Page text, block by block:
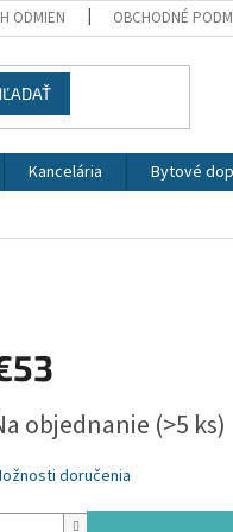
ODMIEN OBCHODNÉ
Kancelária Bytové
objednanie (>5 ks)
doručenia